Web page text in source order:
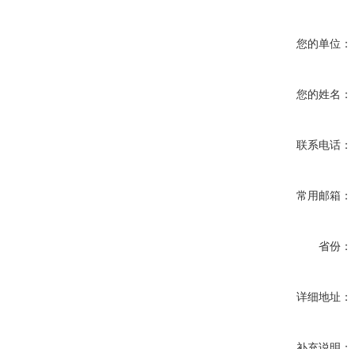
您的单位：
您的姓名：
联系电话：
常用邮箱：
省份：
详细地址：